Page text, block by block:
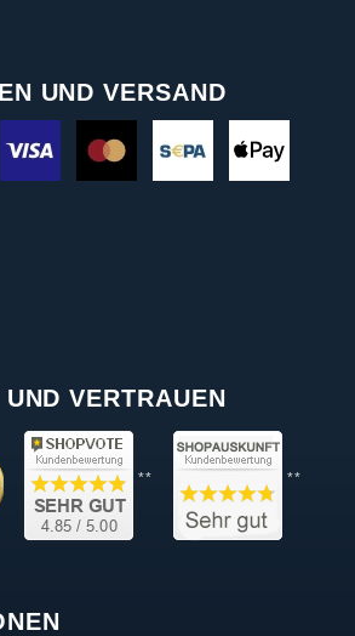
UND VERSAND
VERTRAUEN
** **